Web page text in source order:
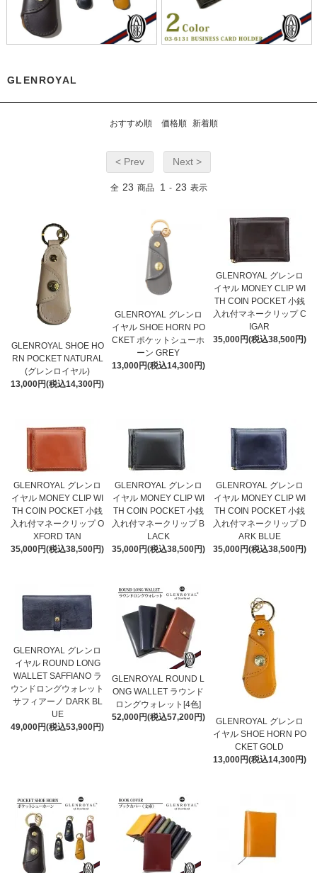
GLENROYAL
おすすめ順 価格順 新着順
< Prev Next >
全 23 商品 1 - 23 表示
GLENROYAL SHOE HO
RN POCKET NATURAL
(グレンロイヤル)
13,000円(税込14,300円)
GLENROYAL グレンロ
イヤル SHOE HORN PO
CKET ポケットシューホ
ーン GREY
13,000円(税込14,300円)
GLENROYAL グレンロ
イヤル MONEY CLIP WI
TH COIN POCKET 小銭
入れ付マネークリップ C
IGAR
35,000円(税込38,500円)
GLENROYAL グレンロ
イヤル MONEY CLIP WI
TH COIN POCKET 小銭
入れ付マネークリップ O
XFORD TAN
35,000円(税込38,500円)
GLENROYAL グレンロ
イヤル MONEY CLIP WI
TH COIN POCKET 小銭
入れ付マネークリップ B
LACK
35,000円(税込38,500円)
GLENROYAL グレンロ
イヤル MONEY CLIP WI
TH COIN POCKET 小銭
入れ付マネークリップ D
ARK BLUE
35,000円(税込38,500円)
GLENROYAL グレンロ
イヤル ROUND LONG
WALLET SAFFIANO ラ
ウンドロングウォレット
サフィアーノ DARK BL
UE
49,000円(税込53,900円)
GLENROYAL ROUND L
ONG WALLET ラウンド
ロングウォレット[4色]
52,000円(税込57,200円)
GLENROYAL グレンロ
イヤル SHOE HORN PO
CKET GOLD
13,000円(税込14,300円)